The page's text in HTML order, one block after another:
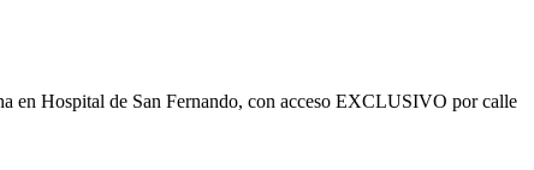
en Hospital de San Fernando, con acceso EXCLUSIVO por calle